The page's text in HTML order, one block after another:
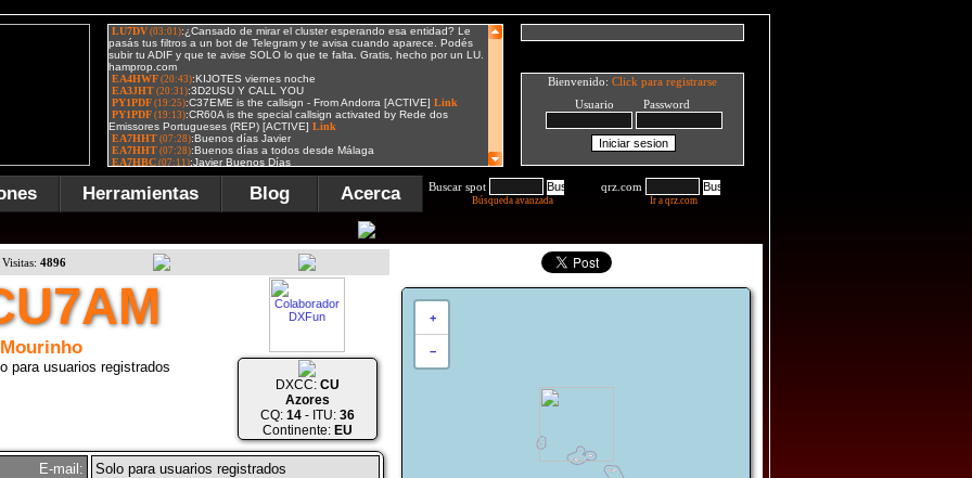
Bienvenido: Click para registrarse
Usuario Password
Herramientas Blog Acerca Buscar spot
Búsqueda avanzada
qrz.com
Ir a qrz.com
Visitas: 4896
+
−
para usuarios registrados
DXCC: CU
Azores
CQ: 14- ITU: 36
Continente: EU
E-mail:
Solo para usuarios registrados